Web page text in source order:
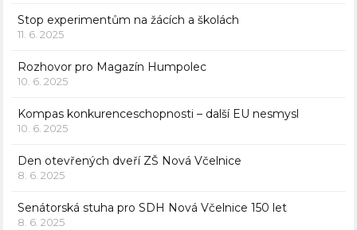
Stop experimentům na žácích a školách
11. 6. 2025
Rozhovor pro Magazín Humpolec
10. 6. 2025
Kompas konkurenceschopnosti – další EU nesmysl
10. 6. 2025
Den otevřených dveří ZŠ Nová Včelnice
8. 6. 2025
Senátorská stuha pro SDH Nová Včelnice 150 let
8. 6. 2025